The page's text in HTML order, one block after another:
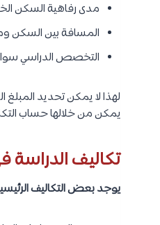
الدرجة العلمية
نوع الجامعة أو